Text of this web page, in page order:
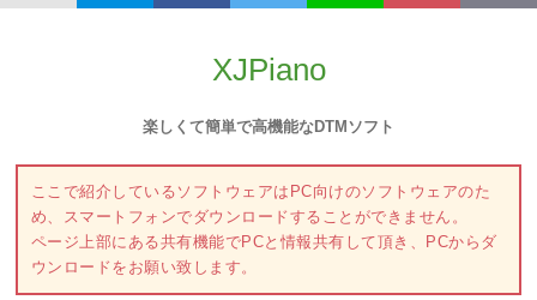
XJPiano
楽しくて簡単で高機能なDTMソフト
ここで紹介しているソフトウェアはPC向けのソフトウェアのた
め、スマートフォンでダウンロードすることができません。
ページ上部にある共有機能でPCと情報共有して頂き、PCからダ
ウンロードをお願い致します。